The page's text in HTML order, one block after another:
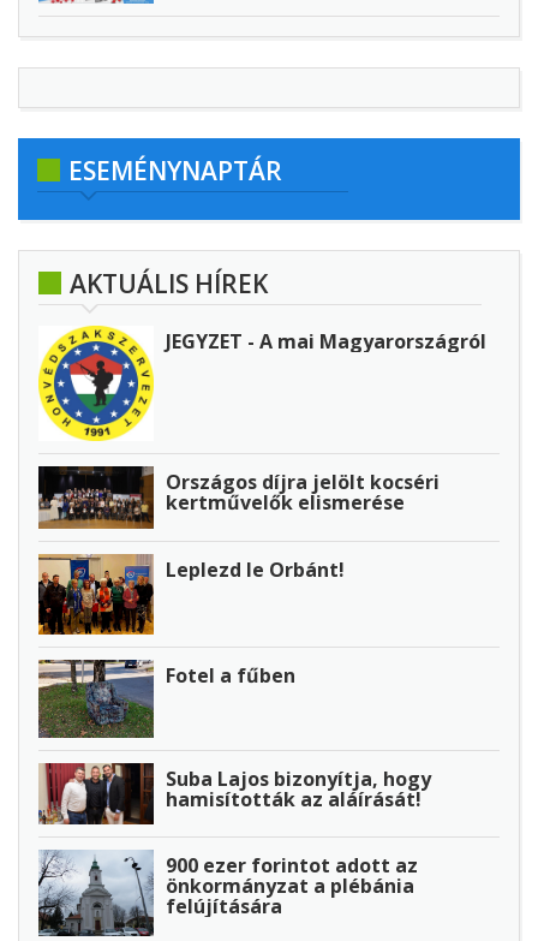
ESEMÉNYNAPTÁR
AKTUÁLIS HÍREK
JEGYZET - A mai Magyarországról
Országos díjra jelölt kocséri
kertművelők elismerése
Leplezd le Orbánt!
Fotel a fűben
Suba Lajos bizonyítja, hogy
hamisították az aláírását!
900 ezer forintot adott az
önkormányzat a plébánia
felújítására